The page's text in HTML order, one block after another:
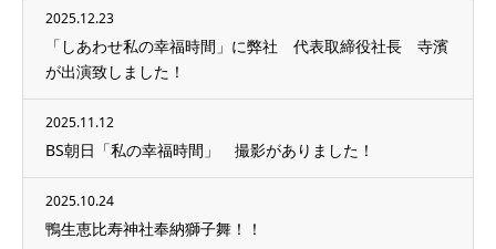
2025.12.23
「しあわせ私の幸福時間」に弊社 代表取締役社長 寺濱
が出演致しました！
2025.11.12
BS朝日「私の幸福時間」 撮影がありました！
2025.10.24
鴨生恵比寿神社奉納獅子舞！！